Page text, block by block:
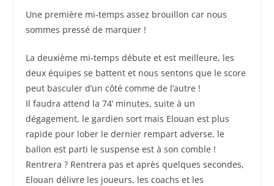
Une première mi-temps assez brouillon car nous
sommes pressé de marquer !
La deuxième mi-temps débute et est meilleure, les
deux équipes se battent et nous sentons que le score
peut basculer d’un côté comme de l’autre !
Il faudra attend la 74’ minutes, suite à un
dégagement, le gardien sort mais Elouan est plus
rapide pour lober le dernier rempart adverse, le
ballon est parti le suspense est à son comble !
Rentrera ? Rentrera pas et après quelques secondes,
Elouan délivre les joueurs, les coachs et les